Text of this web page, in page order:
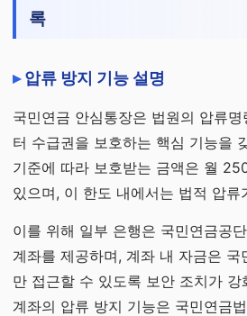
록
압류 방지 기능 설명
국민연금 안심통장은 법원의 압류
터 수급권을 보호하는 핵심 기능을
기준에 따라 보호받는 금액은 월
있으며, 이 한도 내에서는 법적 압류
이를 위해 일부 은행은 국민연금공
계좌를 제공하며, 계좌 내 자금은 국
만 접근할 수 있도록 보안 조치가 강
계좌의 압류 방지 기능은 국민연금